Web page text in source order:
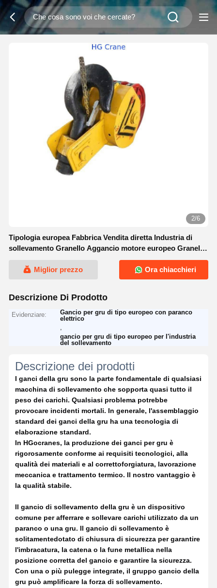
2/6
Tipologia europea Fabbrica Vendita diretta Industria di
sollevamento Granello Aggancio motore europeo Granello
elettrico Granello granello dimensioni
Miglior prezzo
Ora chiacchieri
Descrizione Di Prodotto
Evidenziare:
Gancio per gru di tipo europeo con paranco
elettrico
gancio per gru di tipo europeo per l'industria
del sollevamento
Descrizione dei prodotti
I ganci della gru sono la parte fondamentale di qualsiasi
macchina di sollevamento che sopporta quasi tutto il
peso dei carichi. Qualsiasi problema potrebbe
provocare incidenti mortali. In generale, l'assemblaggio
standard dei ganci della gru ha una tecnologia di
elaborazione standard.
In HGocranes, la produzione dei ganci per gru è
rigorosamente conforme ai requisiti tecnologici, alla
qualità dei materiali e al correttoforgiatura, lavorazione
meccanica e trattamento termico. Il nostro vantaggio è
la qualità stabile.
Il gancio di sollevamento della gru è un dispositivo
comune per afferrare e sollevare carichi utilizzato da un
paranco o una gru. Il gancio di sollevamento è
solitamentedotato di chiusura di sicurezza per garantire
l'imbracatura, la catena o la fune metallica nella
posizione corretta del gancio e garantire la sicurezza.
Con una o più pulegge integrate, il gruppo gancio della
gru può amplificare la forza di sollevamento.